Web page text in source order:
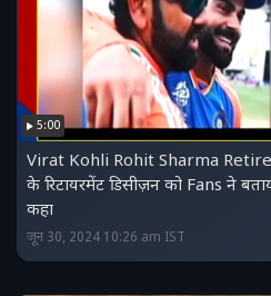
5:00
Virat Kohli Rohit Sharma
के रिटायरमेंट डिसीज़न को Fans ने
कहा
जून 30, 2024 10:26 am IST